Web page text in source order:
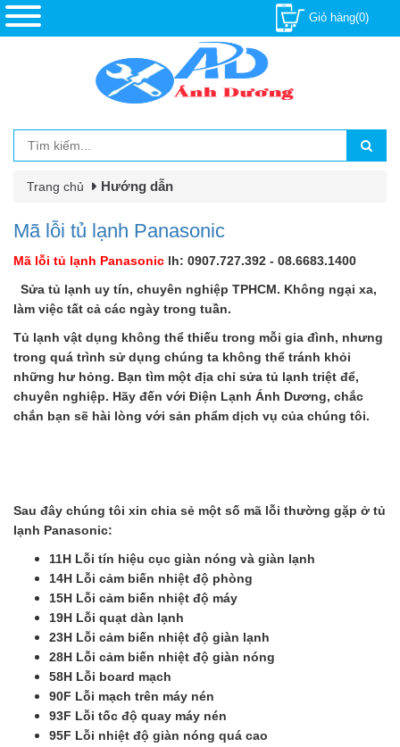
Giỏ hàng(0)
Trang chủ Hướng dẫn
Mã lỗi tủ lạnh Panasonic
Mã lỗi tủ lạnh Panasonic lh: 0907.727.392 - 08.6683.1400
Sửa tủ lạnh uy tín, chuyên nghiệp TPHCM. Không ngại xa,
làm việc tất cả các ngày trong tuần.
Tủ lạnh vật dụng không thể thiếu trong mỗi gia đình, nhưng
trong quá trình sử dụng chúng ta không thể tránh khỏi
những hư hỏng. Bạn tìm một địa chỉ sửa tủ lạnh triệt để,
chuyên nghiệp. Hãy đến với Điện Lạnh Ánh Dương, chắc
chắn bạn sẽ hài lòng với sản phẩm dịch vụ của chúng tôi.
Sau đây chúng tôi xin chia sẻ một số mã lỗi thường gặp ở tủ
lạnh Panasonic:
11H Lỗi tín hiệu cục giàn nóng và giàn lạnh
14H Lỗi cảm biến nhiệt độ phòng
15H Lỗi cảm biến nhiệt độ máy
19H Lỗi quạt dàn lạnh
23H Lỗi cảm biến nhiệt độ giàn lạnh
28H Lỗi cảm biến nhiệt độ giàn nóng
58H Lỗi board mạch
90F Lỗi mạch trên máy nén
93F Lỗi tốc độ quay máy nén
95F Lỗi nhiệt độ giàn nóng quá cao